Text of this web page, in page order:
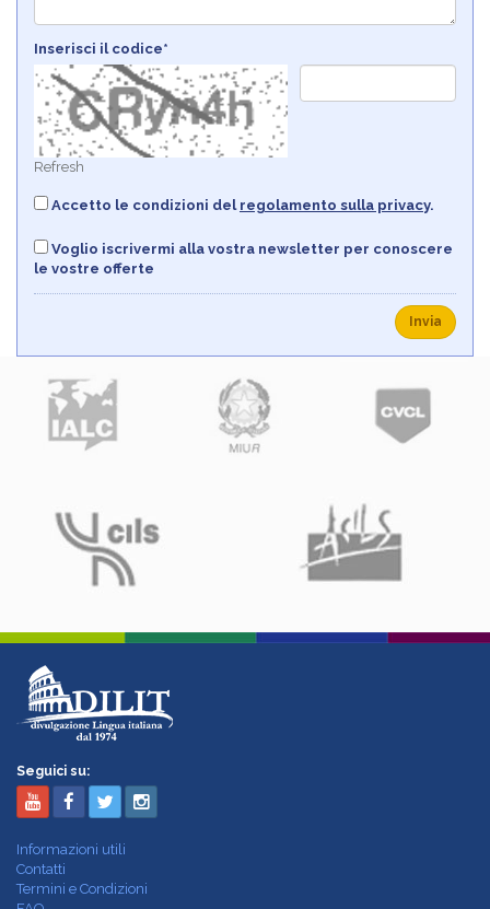
Inserisci il codice*
Refresh
Accetto le condizioni del regolamento sulla privacy.
Voglio iscrivermi alla vostra newsletter per conoscere
le vostre offerte
Invia
Seguici su:
Informazioni utili
Contatti
Termini e Condizioni